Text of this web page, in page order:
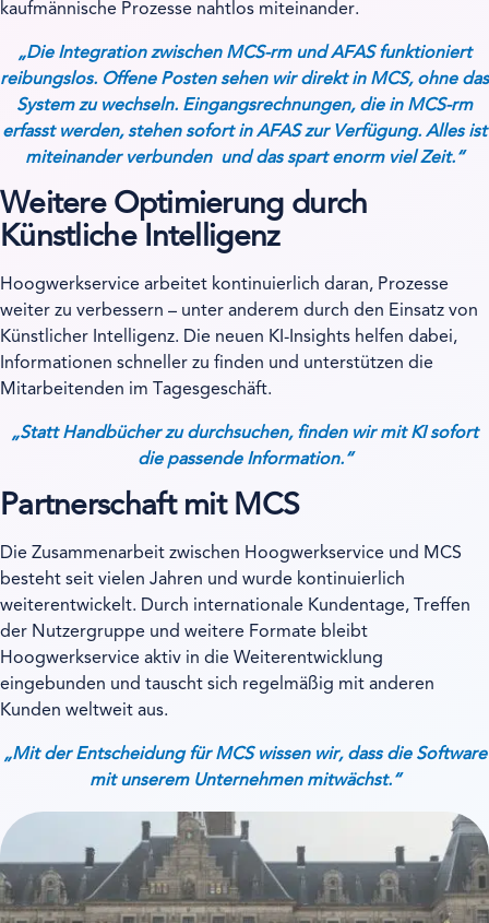
kaufmännische Prozesse nahtlos miteinander.
„Die Integration zwischen MCS-rm und AFAS funktioniert
reibungslos. Offene Posten sehen wir direkt in MCS, ohne das
System zu wechseln. Eingangsrechnungen, die in MCS-rm
erfasst werden, stehen sofort in AFAS zur Verfügung. Alles ist
miteinander verbunden und das spart enorm viel Zeit.“
Weitere Optimierung durch
Künstliche Intelligenz
Hoogwerkservice arbeitet kontinuierlich daran, Prozesse
weiter zu verbessern – unter anderem durch den Einsatz von
Künstlicher Intelligenz. Die neuen KI-Insights helfen dabei,
Informationen schneller zu finden und unterstützen die
Mitarbeitenden im Tagesgeschäft.
„Statt Handbücher zu durchsuchen, finden wir mit KI sofort
die passende Information.“
Partnerschaft mit MCS
Die Zusammenarbeit zwischen Hoogwerkservice und MCS
besteht seit vielen Jahren und wurde kontinuierlich
weiterentwickelt. Durch internationale Kundentage, Treffen
der Nutzergruppe und weitere Formate bleibt
Hoogwerkservice aktiv in die Weiterentwicklung
eingebunden und tauscht sich regelmäßig mit anderen
Kunden weltweit aus.
„Mit der Entscheidung für MCS wissen wir, dass die Software
mit unserem Unternehmen mitwächst.“